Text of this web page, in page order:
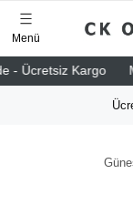
- Ücretsiz Kargo
Menü